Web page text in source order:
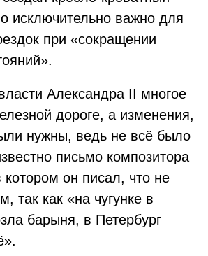
исключительно важно для
при «сокращении
Александра II многое
дороге, а изменения,
нужны, ведь не всё было
письмо композитора
котором он писал, что не
так как «на чугунке в
барыня, в Петербург